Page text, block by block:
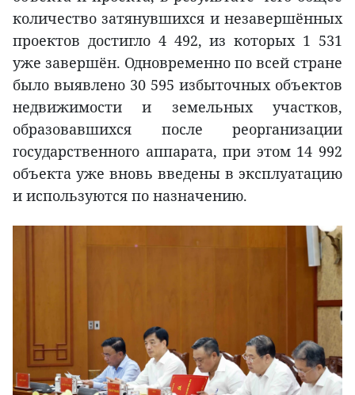
количество затянувшихся и незавершённых
проектов достигло 4 492, из которых 1 531
уже завершён. Одновременно по всей стране
было выявлено 30 595 избыточных объектов
недвижимости и земельных участков,
образовавшихся после реорганизации
государственного аппарата, при этом 14 992
объекта уже вновь введены в эксплуатацию
и используются по назначению.